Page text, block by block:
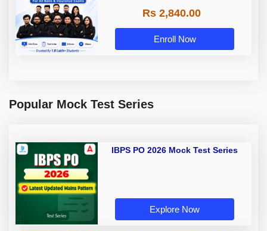
Rs 2,840.00
Enroll Now
Popular Mock Test Series
IBPS PO 2026 Mock Test Series
Explore Now